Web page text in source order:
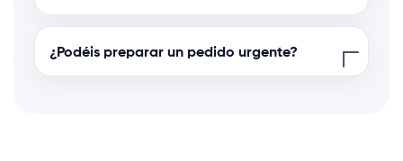
¿Podéis preparar un pedido urgente?